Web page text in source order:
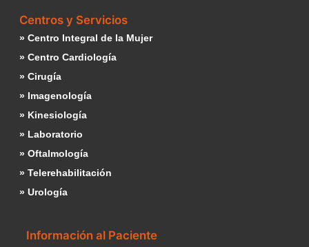
Centros y Servicios
» Centro Integral de la Mujer
» Centro Cardiología
» Cirugía
» Imagenología
» Kinesiología
» Laboratorio
» Oftalmología
» Telerehabilitación
» Urología
Información al Paciente